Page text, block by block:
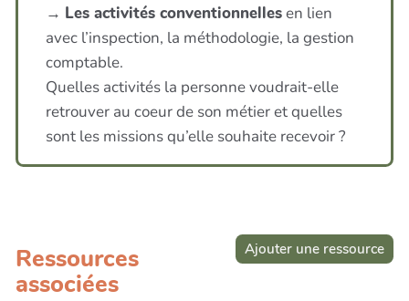
→ Les activités conventionnellesen lien
avec l’inspection, la méthodologie, la gestion
comptable.
Quelles activités la personne voudrait-elle
retrouver au coeur de son métier et quelles
sont les missions qu’elle souhaite recevoir ?
Ajouter une ressource
Ressources
associées